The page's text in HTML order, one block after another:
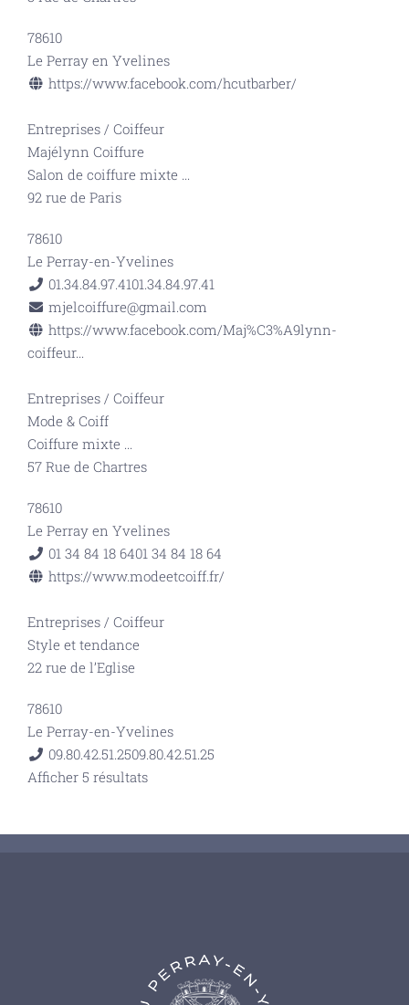
78610
Le Perray en Yvelines
https://www.facebook.com/hcutbarber/
Entreprises / Coiffeur
Majélynn Coiffure
Salon de coiffure mixte ...
92 rue de Paris
78610
Le Perray-en-Yvelines
01.34.84.97.4101.34.84.97.41
mjelcoiffure@gmail.com
https://www.facebook.com/Maj%C3%A9lynn-
coiffeur...
Entreprises / Coiffeur
Mode & Coiff
Coiffure mixte ...
57 Rue de Chartres
78610
Le Perray en Yvelines
01 34 84 18 6401 34 84 18 64
https://www.modeetcoiff.fr/
Entreprises / Coiffeur
Style et tendance
22 rue de l’Eglise
78610
Le Perray-en-Yvelines
09.80.42.51.2509.80.42.51.25
Afficher 5 résultats